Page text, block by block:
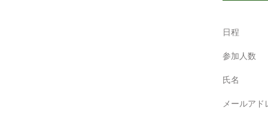
日程
参加人数
氏名
メールアド